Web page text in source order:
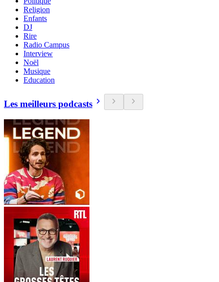
Religion
Enfants
DJ
Rire
Radio Campus
Interview
Noël
Musique
Education
Les meilleurs podcasts